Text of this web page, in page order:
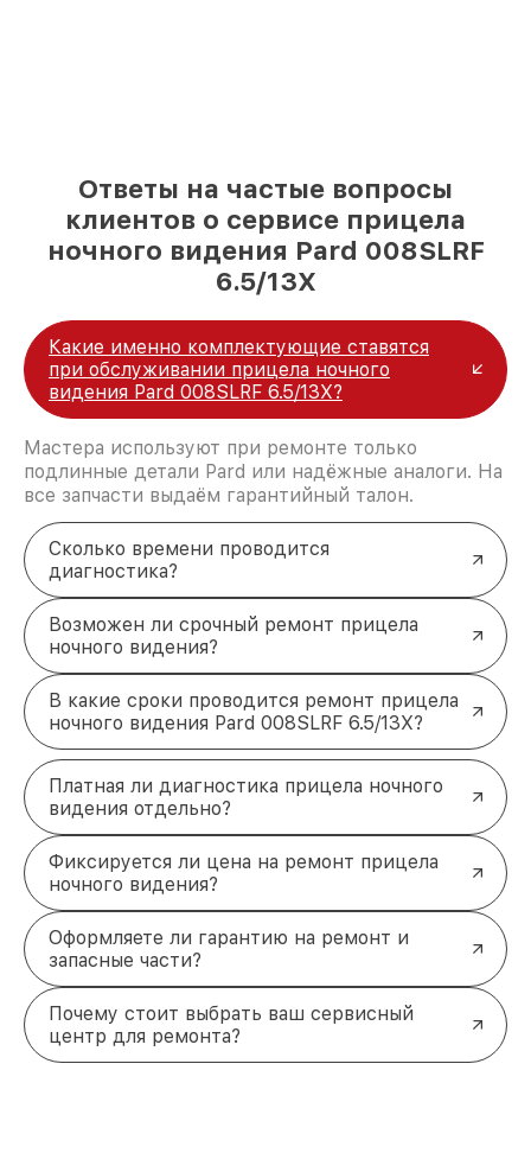
Ответы на частые вопросы
клиентов о сервисе прицела
ночного видения Pard 008SLRF
6.5/13X
Какие именно комплектующие ставятся
при обслуживании прицела ночного
видения Pard 008SLRF 6.5/13X?
Мастера используют при ремонте только
подлинные детали Pard или надёжные аналоги. На
все запчасти выдаём гарантийный талон.
Сколько времени проводится
диагностика?
Возможен ли срочный ремонт прицела
ночного видения?
В какие сроки проводится ремонт прицела
ночного видения Pard 008SLRF 6.5/13X?
Платная ли диагностика прицела ночного
видения отдельно?
Фиксируется ли цена на ремонт прицела
ночного видения?
Оформляете ли гарантию на ремонт и
запасные части?
Почему стоит выбрать ваш сервисный
центр для ремонта?